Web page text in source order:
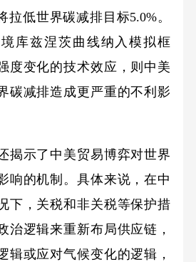
拉低世界碳减排目标5.0%。
库兹涅茨曲线纳入模拟框
度变化的技术效应，则中美
碳减排造成更严重的不利影
示了中美贸易博弈对世界
响的机制。具体来说，在中
下，关税和非关税等保护措
治逻辑来重新布局供应链，
辑或应对气候变化的逻辑，